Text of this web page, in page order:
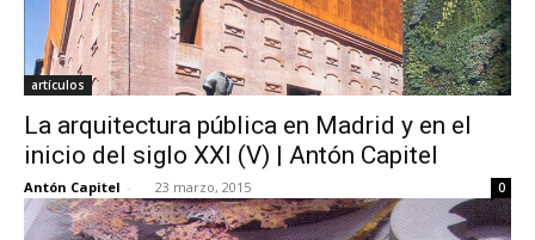
artículos
La arquitectura pública en Madrid y en el
inicio del siglo XXI (V) | Antón Capitel
Antón Capitel - 23 marzo, 2015 0